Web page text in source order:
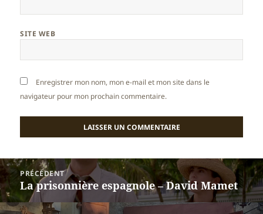
SITE WEB
Enregistrer mon nom, mon e-mail et mon site dans le
navigateur pour mon prochain commentaire.
Navigation
de
l’article
PRÉCÉDENT
Article
précédent :
La prisonnière espagnole – David Mamet